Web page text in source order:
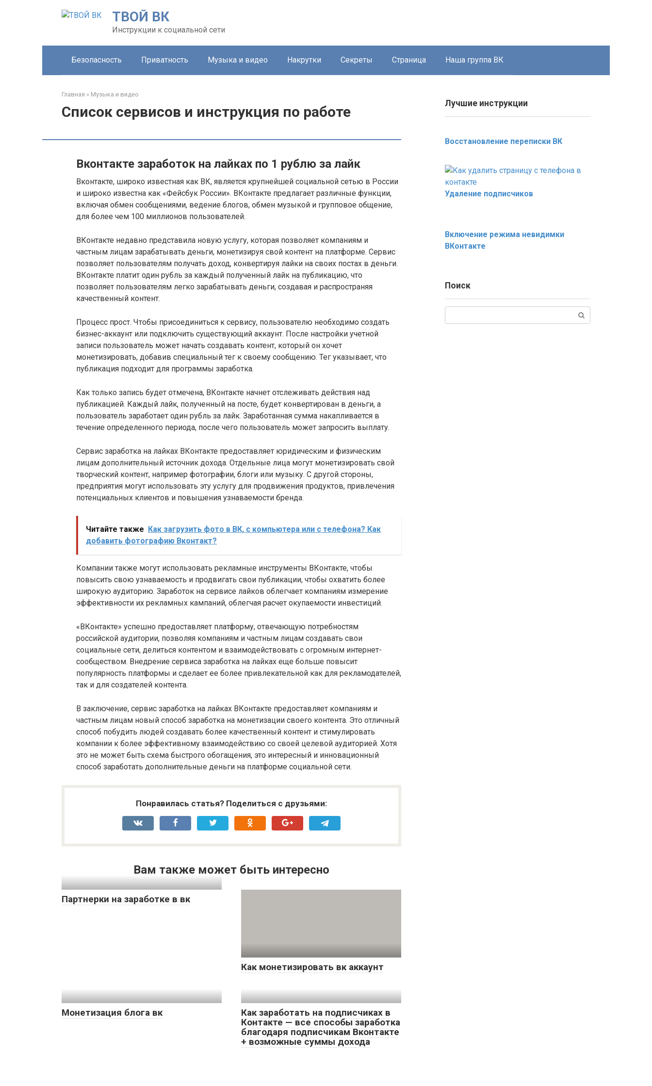
ТВОЙ ВК
Инструкции к социальной сети
Безопасность Приватность Музыка и видео Накрутки Секреты Страница Наша группа ВК
Главная » Музыка и видео
Список сервисов и инструкция по работе
Вконтакте заработок на лайках по 1 рублю за лайк
Вконтакте, широко известная как ВК, является крупнейшей социальной сетью в России
и широко известна как «Фейсбук России». ВКонтакте предлагает различные функции,
включая обмен сообщениями, ведение блогов, обмен музыкой и групповое общение,
для более чем 100 миллионов пользователей.
ВКонтакте недавно представила новую услугу, которая позволяет компаниям и
частным лицам зарабатывать деньги, монетизируя свой контент на платформе. Сервис
позволяет пользователям получать доход, конвертируя лайки на своих постах в деньги.
ВКонтакте платит один рубль за каждый полученный лайк на публикацию, что
позволяет пользователям легко зарабатывать деньги, создавая и распространяя
качественный контент.
Процесс прост. Чтобы присоединиться к сервису, пользователю необходимо создать
бизнес-аккаунт или подключить существующий аккаунт. После настройки учетной
записи пользователь может начать создавать контент, который он хочет
монетизировать, добавив специальный тег к своему сообщению. Тег указывает, что
публикация подходит для программы заработка.
Как только запись будет отмечена, ВКонтакте начнет отслеживать действия над
публикацией. Каждый лайк, полученный на посте, будет конвертирован в деньги, а
пользователь заработает один рубль за лайк. Заработанная сумма накапливается в
течение определенного периода, после чего пользователь может запросить выплату.
Сервис заработка на лайках ВКонтакте предоставляет юридическим и физическим
лицам дополнительный источник дохода. Отдельные лица могут монетизировать свой
творческий контент, например фотографии, блоги или музыку. С другой стороны,
предприятия могут использовать эту услугу для продвижения продуктов, привлечения
потенциальных клиентов и повышения узнаваемости бренда.
Читайте также Как загрузить фото в ВК, с компьютера или с телефона? Как
добавить фотографию Вконтакт?
Компании также могут использовать рекламные инструменты ВКонтакте, чтобы
повысить свою узнаваемость и продвигать свои публикации, чтобы охватить более
широкую аудиторию. Заработок на сервисе лайков облегчает компаниям измерение
эффективности их рекламных кампаний, облегчая расчет окупаемости инвестиций.
«ВКонтакте» успешно предоставляет платформу, отвечающую потребностям
российской аудитории, позволяя компаниям и частным лицам создавать свои
социальные сети, делиться контентом и взаимодействовать с огромным интернет-
сообществом. Внедрение сервиса заработка на лайках еще больше повысит
популярность платформы и сделает ее более привлекательной как для рекламодателей,
так и для создателей контента.
В заключение, сервис заработка на лайках ВКонтакте предоставляет компаниям и
частным лицам новый способ заработка на монетизации своего контента. Это отличный
способ побудить людей создавать более качественный контент и стимулировать
компании к более эффективному взаимодействию со своей целевой аудиторией. Хотя
это не может быть схема быстрого обогащения, это интересный и инновационный
способ заработать дополнительные деньги на платформе социальной сети.
Понравилась статья? Поделиться с друзьями:
Вам также может быть интересно
Партнерки на заработке в вк
Как монетизировать вк аккаунт
Монетизация блога вк
Как заработать на подписчиках в
Контакте — все способы заработка
благодаря подписчикам Вконтакте
+ возможные суммы дохода
Лучшие инструкции
Восстановление переписки ВК
Удаление подписчиков
Включение режима невидимки
ВКонтакте
Поиск